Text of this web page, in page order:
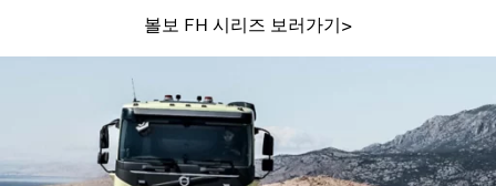
볼보 FH 시리즈 보러가기>